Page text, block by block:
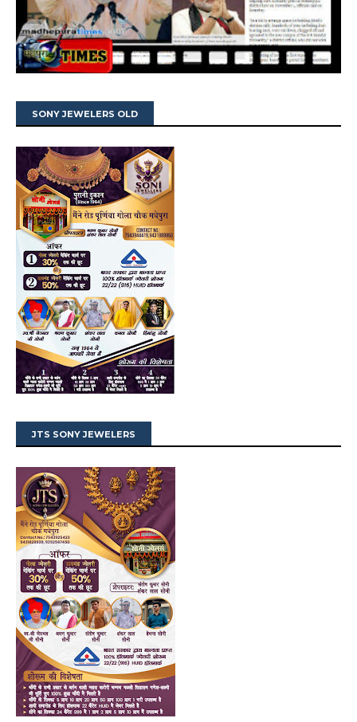
SONY JEWELERS OLD
JTS SONY JEWELERS